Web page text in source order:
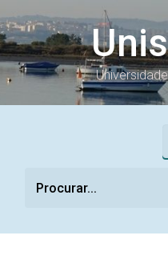
Skip to main content